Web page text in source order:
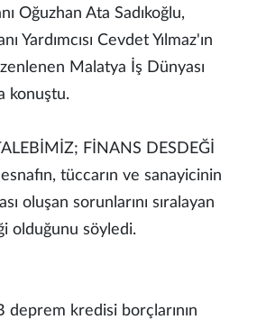
Oğuzhan Ata Sadıkoğlu,
Yardımcısı Cevdet Yılmaz'ın
Malatya İş Dünyası
konuştu.
FİNANS DESDEĞİ
tüccarın ve sanayicinin
oluşan sorunlarını sıralayan
olduğunu söyledi.
deprem kredisi borçlarının